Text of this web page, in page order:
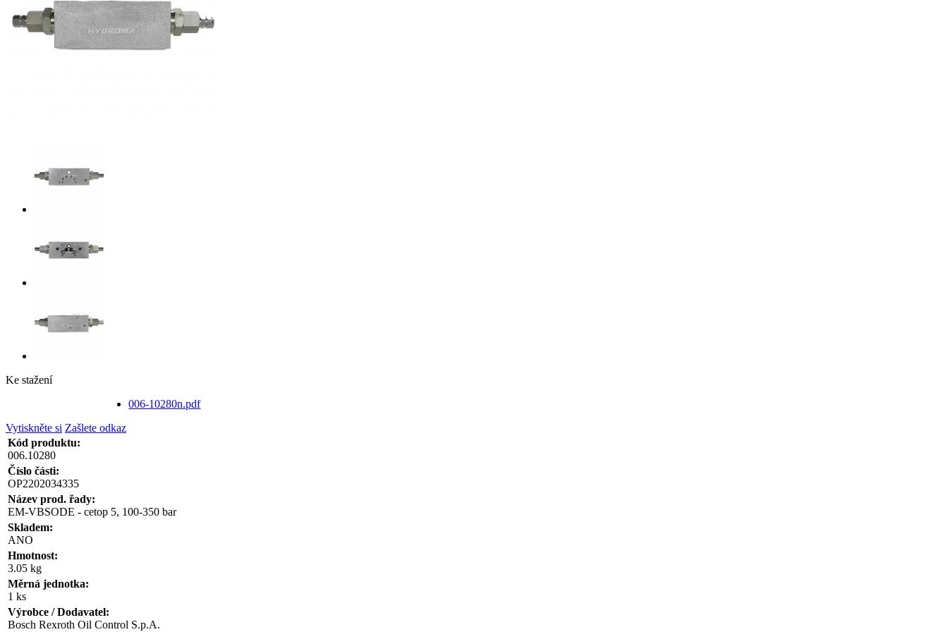
Ke stažení
006-10280n.pdf
Vytiskněte si Zašlete odkaz
Kód produktu:
006.10280
Číslo části:
OP2202034335
Název prod. řady:
EM-VBSODE - cetop 5, 100-350 bar
Skladem:
ANO
Hmotnost:
3.05 kg
Měrná jednotka:
1 ks
Výrobce / Dodavatel:
Bosch Rexroth Oil Control S.p.A.